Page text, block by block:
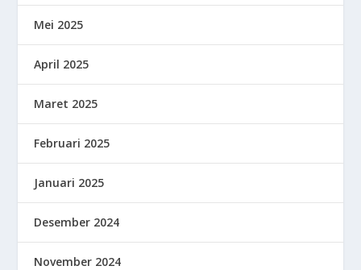
Mei 2025
April 2025
Maret 2025
Februari 2025
Januari 2025
Desember 2024
November 2024